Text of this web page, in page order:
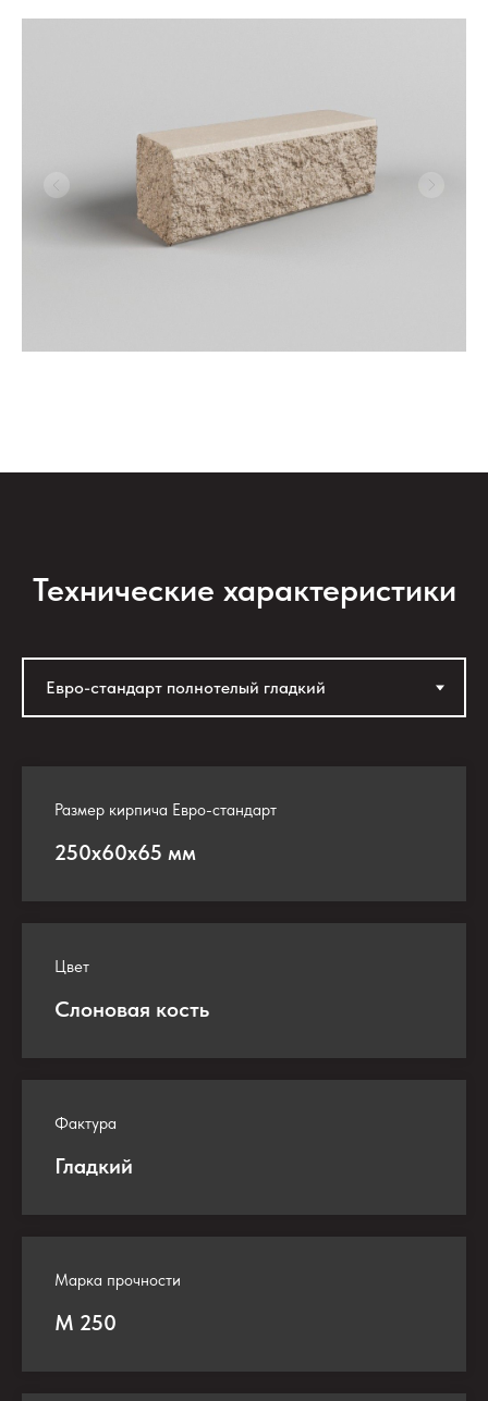
Технические характеристики
Размер кирпича Евро-стандарт
250х60х65 мм
Цвет
Слоновая кость
Фактура
Гладкий
Марка прочности
М 250